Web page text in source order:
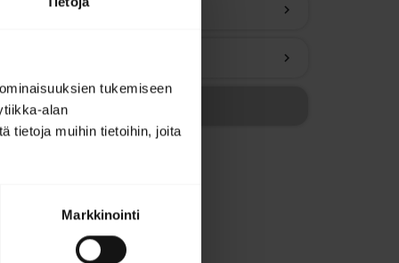
tukemiseen
alan
tietoja muihin tietoihin, joita
Markkinointi
chevron_right
chevron_right